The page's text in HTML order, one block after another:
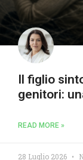
Il figlio
genitori:
READ MORE »
28 Luglio 2026